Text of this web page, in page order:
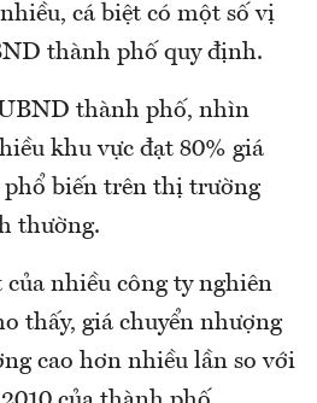
cá biệt có một số vị
thành phố quy định.
thành phố, nhìn
khu vực đạt 80% giá
phổ biến trên thị trường
thường.
của nhiều công ty nghiên
thấy, giá chuyển nhượng
cao hơn nhiều lần so với